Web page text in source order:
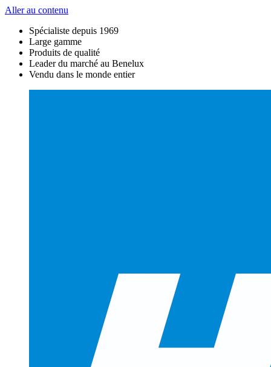
Aller au contenu
Spécialiste depuis 1969
Large gamme
Produits de qualité
Leader du marché au Benelux
Vendu dans le monde entier